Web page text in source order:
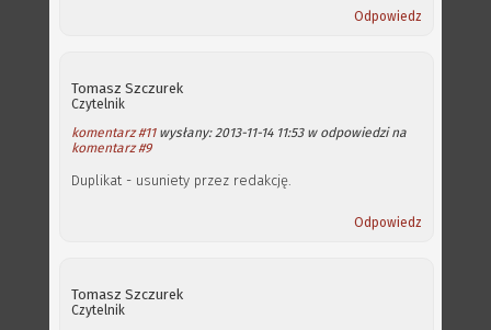
Odpowiedz
Tomasz Szczurek
Czytelnik
komentarz #11wysłany: 2013-11-14 11:53 w odpowiedzi na
komentarz #9
Duplikat - usuniety przez redakcję.
Odpowiedz
Tomasz Szczurek
Czytelnik